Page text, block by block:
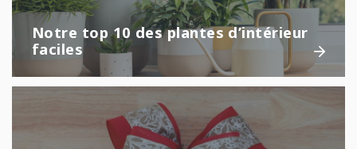
Notre top 10 des plantes d’intérieur
faciles